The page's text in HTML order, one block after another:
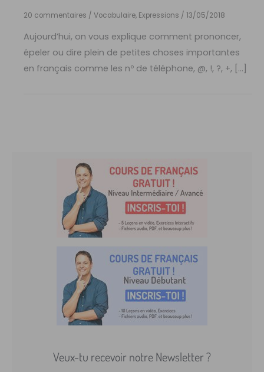
20 commentaires /Vocabulaire, Expressions / 13/05/2018
Aujourd’hui, on vous explique comment prononcer,
épeler ou dire plein de petites choses importantes
en français comme les nº de téléphone, @, !, ?, +, […]
Veux-tu recevoir notre Newsletter ?